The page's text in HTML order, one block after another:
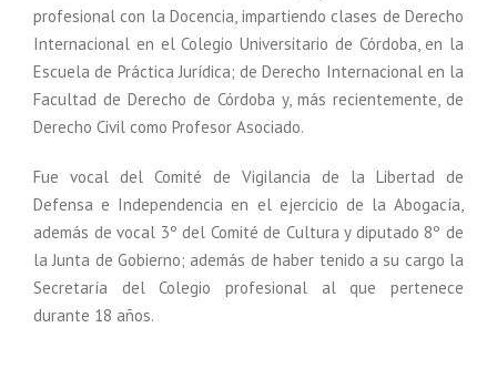
profesional con la Docencia, impartiendo clases de Derecho
Internacional en el Colegio Universitario de Córdoba, en la
Escuela de Práctica Jurídica; de Derecho Internacional en la
Facultad de Derecho de Córdoba y, más recientemente, de
Derecho Civil como Profesor Asociado.
Fue vocal del Comité de Vigilancia de la Libertad de
Defensa e Independencia en el ejercicio de la Abogacía,
además de vocal 3º del Comité de Cultura y diputado 8º de
la Junta de Gobierno; además de haber tenido a su cargo la
Secretaría del Colegio profesional al que pertenece
durante 18 años.